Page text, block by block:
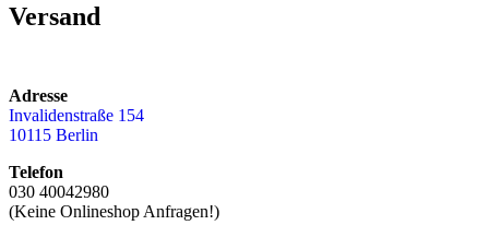
Versand
Adresse
Invalidenstraße 154
10115 Berlin
Telefon
030 40042980
(Keine Onlineshop Anfragen!)